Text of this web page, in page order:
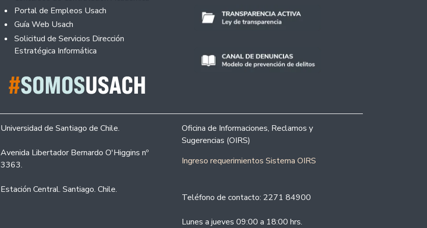
Portal de Empleos Usach
Guía Web Usach
Solicitud de Servicios Dirección
Estratégica Informática
Universidad de Santiago de Chile.
Avenida Libertador Bernardo O'Higgins nº
3363.
Estación Central. Santiago. Chile.
Oficina de Informaciones, Reclamos y
Sugerencias (OIRS)
Ingreso requerimientos Sistema OIRS
Teléfono de contacto: 2271 84900
Lunes a jueves 09:00 a 18:00 hrs.